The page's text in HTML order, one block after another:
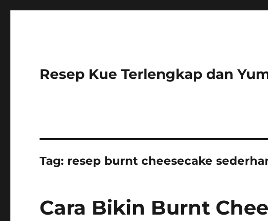
Resep Kue Terlengkap dan
Tag: resep burnt cheesecake
Cara Bikin Burnt